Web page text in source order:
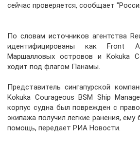
сейчас проверяется, сообщает
По словам источников агентства
идентифицированы как Front
Маршалловых островов и Kokuka
ходит под флагом Панамы.
Представитель сингапурской
Kokuka Courageous BSM Ship
корпус судна был поврежден с
экипажа получил легкие ранения, ему
помощь, передает РИА Новости.